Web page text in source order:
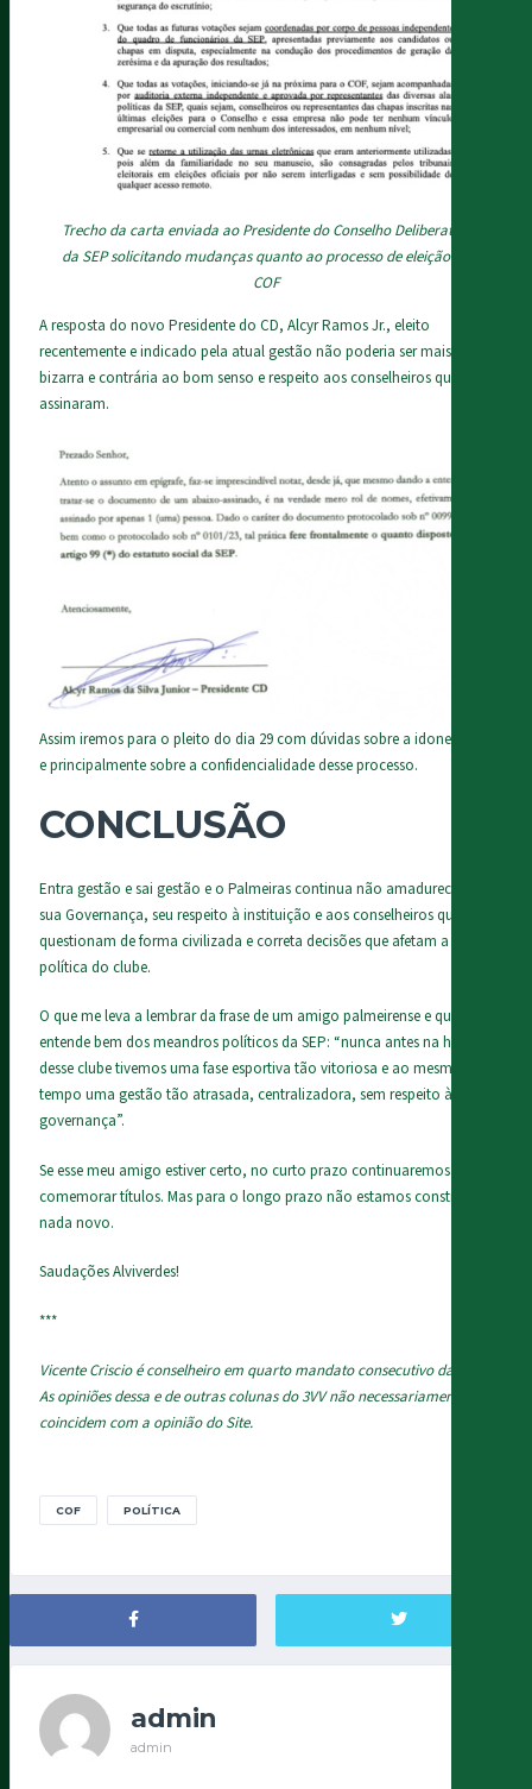
Trecho da carta enviada ao Presidente do Conselho Deliberativo
da SEP solicitando mudanças quanto ao processo de eleição do
COF
A resposta do novo Presidente do CD, Alcyr Ramos Jr., eleito
recentemente e indicado pela atual gestão não poderia ser mais
bizarra e contrária ao bom senso e respeito aos conselheiros que
assinaram.
Assim iremos para o pleito do dia 29 com dúvidas sobre a idoneidade
e principalmente sobre a confidencialidade desse processo.
CONCLUSÃO
Entra gestão e sai gestão e o Palmeiras continua não amadurecendo
sua Governança, seu respeito à instituição e aos conselheiros que
questionam de forma civilizada e correta decisões que afetam a
política do clube.
O que me leva a lembrar da frase de um amigo palmeirense e que
entende bem dos meandros políticos da SEP: “nunca antes na história
desse clube tivemos uma fase esportiva tão vitoriosa e ao mesmo
tempo uma gestão tão atrasada, centralizadora, sem respeito à
governança”.
Se esse meu amigo estiver certo, no curto prazo continuaremos a
comemorar títulos. Mas para o longo prazo não estamos construindo
nada novo.
Saudações Alviverdes!
***
Vicente Criscio é conselheiro em quarto mandato consecutivo da SEP.
As opiniões dessa e de outras colunas do 3VV não necessariamente
coincidem com a opinião do Site.
COF POLÍTICA
admin
admin